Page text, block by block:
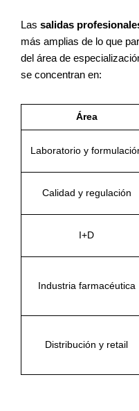
Las salidas
más amplias de lo que
del área de
se concentran en:
Área
Laboratorio y
Calidad y regulación
I+D
Industria farmacéutica
Distribución y retail